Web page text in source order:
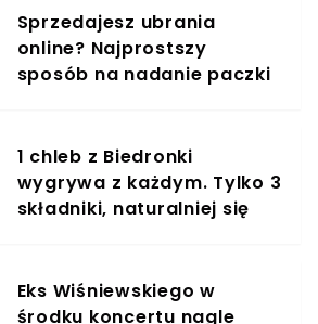
Sprzedajesz ubrania
online? Najprostszy
sposób na nadanie paczki
1 chleb z Biedronki
wygrywa z każdym. Tylko 3
składniki, naturalniej się
Eks Wiśniewskiego w
środku koncertu nagle